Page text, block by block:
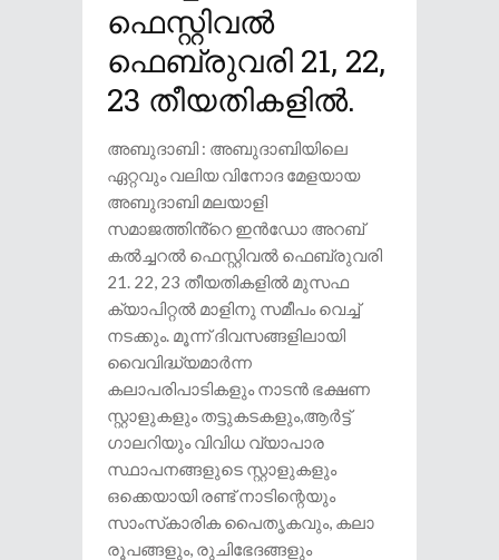
ഫെസ്റ്റിവൽ
ഫെബ്രുവരി 21, 22,
23 തീയതികളിൽ.
അബുദാബി : അബുദാബിയിലെ
ഏറ്റവും വലിയ വിനോദ മേളയായ
അബുദാബി മലയാളി
സമാജത്തിൻ്റെ ഇൻഡോ അറബ്
കൽച്ചറൽ ഫെസ്റ്റിവൽ ഫെബ്രുവരി
21. 22, 23 തീയതികളിൽ മുസഫ
ക്യാപിറ്റൽ മാളിനു സമീപം വെച്ച്
നടക്കും. മൂന്ന് ദിവസങ്ങളിലായി
വൈവിദ്ധ്യമാർന്ന
കലാപരിപാടികളും നാടൻ ഭക്ഷണ
സ്റ്റാളുകളും തട്ടുകടകളും,ആർട്ട്
ഗാലറിയും വിവിധ വ്യാപാര
സ്ഥാപനങ്ങളുടെ സ്റ്റാളുകളും
ഒക്കെയായി രണ്ട് നാടിന്റെയും
സാംസ്‌കാരിക പൈതൃകവും, കലാ
രൂപങ്ങളും, രുചിഭേദങ്ങളും